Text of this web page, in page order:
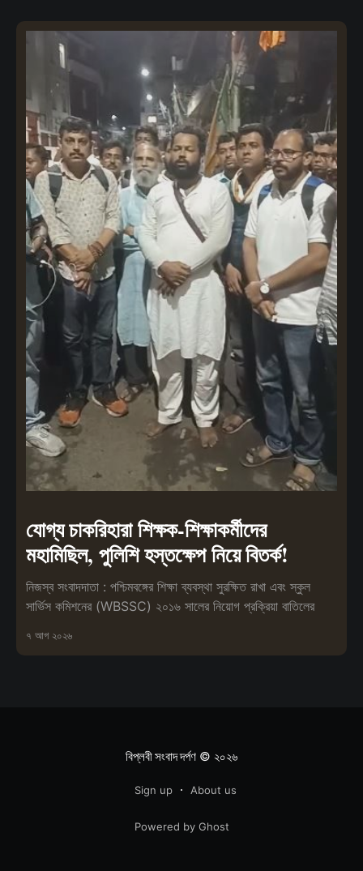
যোগ্য চাকরিহারা শিক্ষক-শিক্ষাকর্মীদের
মহামিছিল, পুলিশি হস্তক্ষেপ নিয়ে বিতর্ক!
নিজস্ব সংবাদদাতা : পশ্চিমবঙ্গের শিক্ষা ব্যবস্থা সুরক্ষিত রাখা এবং স্কুল
সার্ভিস কমিশনের (WBSSC) ২০১৬ সালের নিয়োগ প্রক্রিয়া বাতিলের
৭ আগ ২০২৬
বিপ্লবী সংবাদ দর্পণ© ২০২৬
Sign up About us
Powered by Ghost